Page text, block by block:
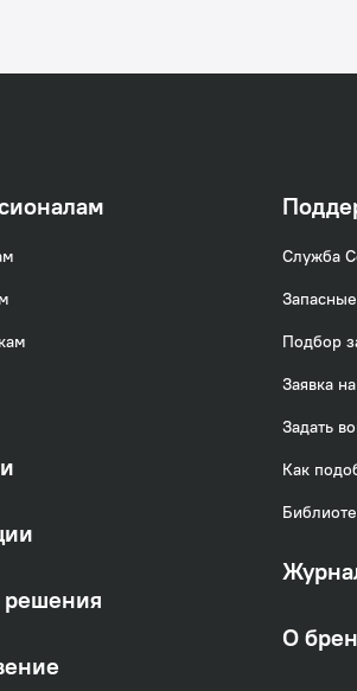
решения
Служба
Подбор
Заявка
Задать
Как
О